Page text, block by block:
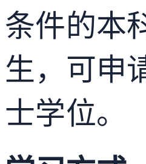
条件的本
生，可申
士学位。